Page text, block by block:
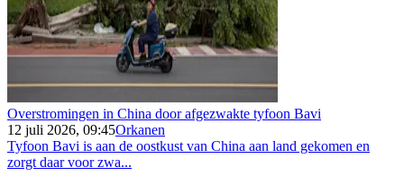
Overstromingen in China door afgezwakte tyfoon Bavi
12 juli 2026, 09:45Orkanen
Tyfoon Bavi is aan de oostkust van China aan land gekomen en
zorgt daar voor zwa...